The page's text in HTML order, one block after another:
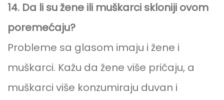
14. Da li su žene ili muškarci skloniji ovom
poremećaju?
Probleme sa glasom imaju i žene i
muškarci. Kažu da žene više pričaju, a
muškarci više konzumiraju duvan i